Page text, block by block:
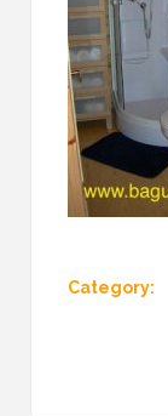
Category: